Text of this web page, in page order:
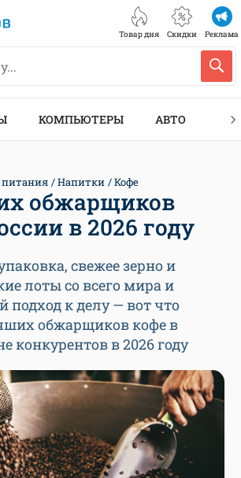
Товар дня Скидки Реклама
КОМПЬЮТЕРЫ АВТО
Напитки Кофе
обжарщиков
в 2026 году
свежее зерно и
лоты со всего мира и
подход к делу — вот что
обжарщиков кофе в
конкурентов в 2026 году